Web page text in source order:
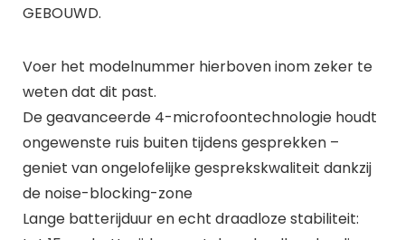
GEBOUWD.
Voer het modelnummer hierboven inom zeker te
weten dat dit past.
De geavanceerde 4-microfoontechnologie houdt
ongewenste ruis buiten tijdens gesprekken –
geniet van ongelofelijke gesprekskwaliteit dankzij
de noise-blocking-zone
Lange batterijduur en echt draadloze stabiliteit: